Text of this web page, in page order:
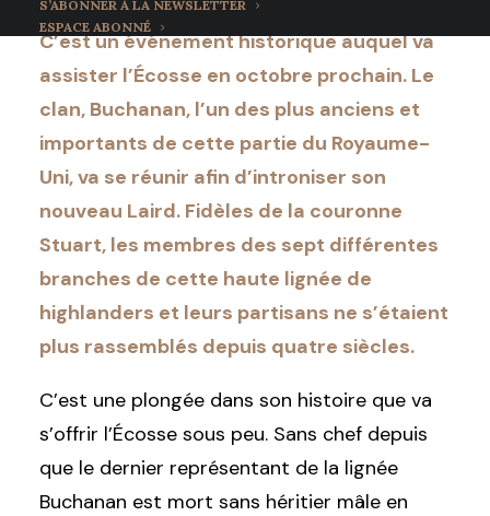
S’ABONNER À LA NEWSLETTER
ESPACE ABONNÉ
C’est un événement historique auquel va
assister l’Écosse en octobre prochain. Le
clan, Buchanan, l’un des plus anciens et
importants de cette partie du Royaume-
Uni, va se réunir afin d’introniser son
nouveau Laird. Fidèles de la couronne
Stuart, les membres des sept différentes
branches de cette haute lignée de
highlanders et leurs partisans ne s’étaient
plus rassemblés depuis quatre siècles.
C’est une plongée dans son histoire que va
s’offrir l’Écosse sous peu. Sans chef depuis
que le dernier représentant de la lignée
Buchanan est mort sans héritier mâle en